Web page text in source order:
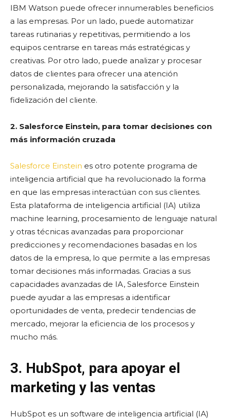
IBM Watson puede ofrecer innumerables beneficios
a las empresas. Por un lado, puede automatizar
tareas rutinarias y repetitivas, permitiendo a los
equipos centrarse en tareas más estratégicas y
creativas. Por otro lado, puede analizar y procesar
datos de clientes para ofrecer una atención
personalizada, mejorando la satisfacción y la
fidelización del cliente.
2. Salesforce Einstein, para tomar decisiones con
más información cruzada
Salesforce Einstein es otro potente programa de
inteligencia artificial que ha revolucionado la forma
en que las empresas interactúan con sus clientes.
Esta plataforma de inteligencia artificial (IA) utiliza
machine learning, procesamiento de lenguaje natural
y otras técnicas avanzadas para proporcionar
predicciones y recomendaciones basadas en los
datos de la empresa, lo que permite a las empresas
tomar decisiones más informadas. Gracias a sus
capacidades avanzadas de IA, Salesforce Einstein
puede ayudar a las empresas a identificar
oportunidades de venta, predecir tendencias de
mercado, mejorar la eficiencia de los procesos y
mucho más.
3. HubSpot, para apoyar el
marketing y las ventas
HubSpot es un software de inteligencia artificial (IA)